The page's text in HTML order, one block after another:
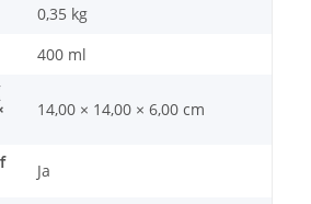
0,35 kg
400 ml
14,00 × 14,00 × 6,00 cm
Ja